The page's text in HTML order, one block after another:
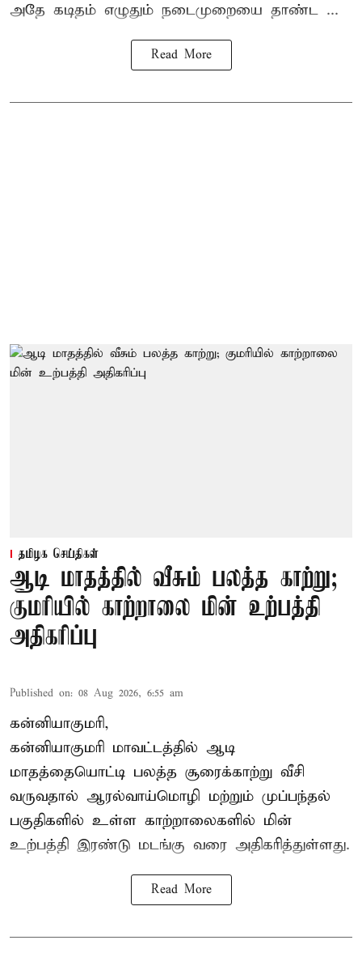
அதே கடிதம் எழுதும் நடைமுறையை தாண்ட ...
Read More
தமிழக செய்திகள்
ஆடி மாதத்தில் வீசும் பலத்த காற்று;
குமரியில் காற்றாலை மின் உற்பத்தி
அதிகரிப்பு
Published on: 08 Aug 2026, 6:55 am
கன்னியாகுமரி,
கன்னியாகுமரி மாவட்டத்தில் ஆடி
மாதத்தையொட்டி பலத்த சூரைக்காற்று வீசி
வருவதால் ஆரல்வாய்மொழி மற்றும் முப்பந்தல்
பகுதிகளில் உள்ள காற்றாலைகளில் மின்
உற்பத்தி இரண்டு மடங்கு வரை அதிகரித்துள்ளது.
Read More